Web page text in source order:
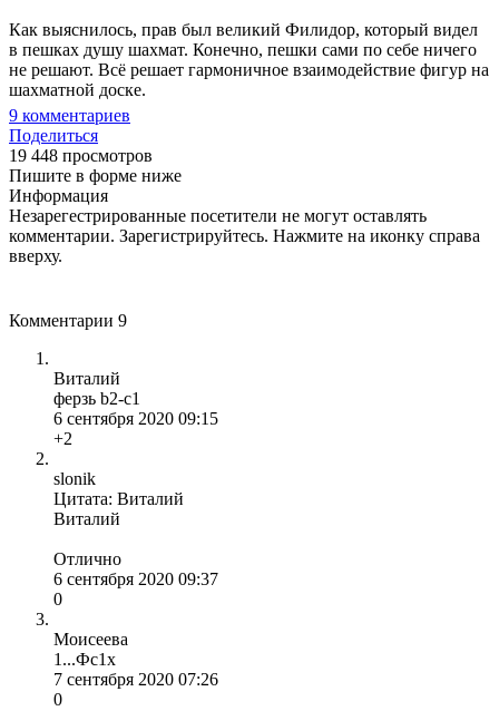
Как выяснилось, прав был великий Филидор, который видел
в пешках душу шахмат. Конечно, пешки сами по себе ничего
не решают. Всё решает гармоничное взаимодействие фигур на
шахматной доске.
9 комментариев
Поделиться
19 448 просмотров
Пишите в форме ниже
Информация
Незарегестрированные посетители не могут оставлять
комментарии. Зарегистрируйтесь. Нажмите на иконку справа
вверху.
Комментарии 9
Виталий
ферзь b2-c1
6 сентября 2020 09:15
+2
slonik
Цитата: Виталий
Виталий
Отлично
6 сентября 2020 09:37
0
Моисеева
1...Фс1х
7 сентября 2020 07:26
0